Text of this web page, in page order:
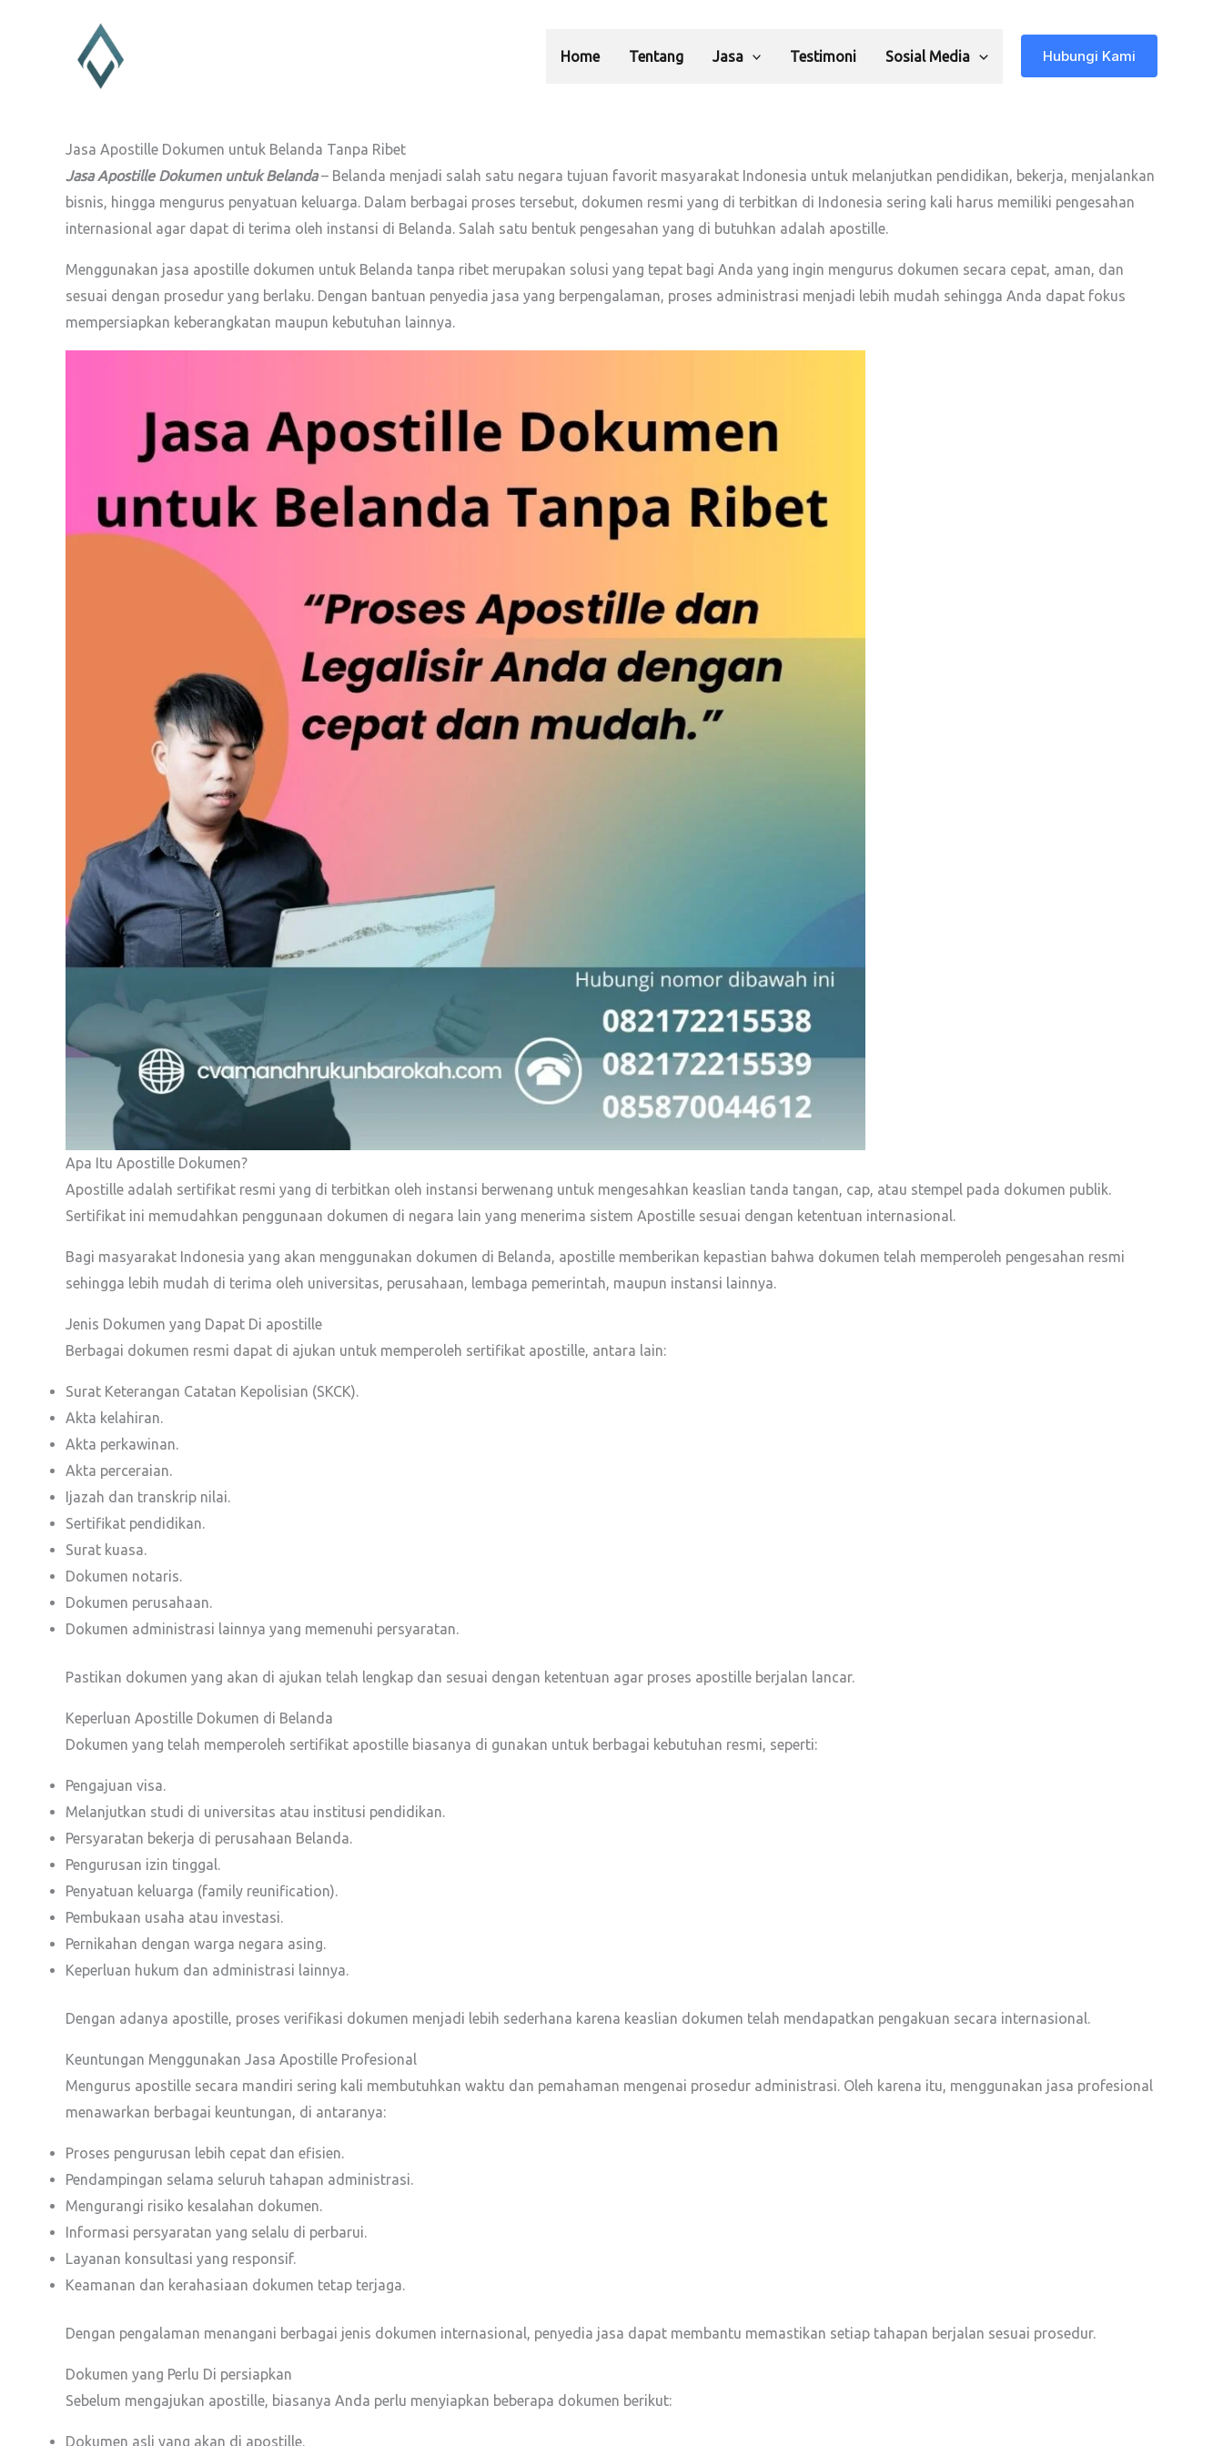
Home Tentang Jasa Testimoni Sosial Media Hubungi Kami
Jasa Apostille Dokumen untuk Belanda Tanpa Ribet
Jasa Apostille Dokumen untuk Belanda– Belanda menjadi salah satu negara tujuan favorit masyarakat Indonesia untuk melanjutkan pendidikan, bekerja, menjalankan
bisnis, hingga mengurus penyatuan keluarga. Dalam berbagai proses tersebut, dokumen resmi yang di terbitkan di Indonesia sering kali harus memiliki pengesahan
internasional agar dapat di terima oleh instansi di Belanda. Salah satu bentuk pengesahan yang di butuhkan adalah apostille.
Menggunakan jasa apostille dokumen untuk Belanda tanpa ribet merupakan solusi yang tepat bagi Anda yang ingin mengurus dokumen secara cepat, aman, dan
sesuai dengan prosedur yang berlaku. Dengan bantuan penyedia jasa yang berpengalaman, proses administrasi menjadi lebih mudah sehingga Anda dapat fokus
mempersiapkan keberangkatan maupun kebutuhan lainnya.
Apa Itu Apostille Dokumen?
Apostille adalah sertifikat resmi yang di terbitkan oleh instansi berwenang untuk mengesahkan keaslian tanda tangan, cap, atau stempel pada dokumen publik.
Sertifikat ini memudahkan penggunaan dokumen di negara lain yang menerima sistem Apostille sesuai dengan ketentuan internasional.
Bagi masyarakat Indonesia yang akan menggunakan dokumen di Belanda, apostille memberikan kepastian bahwa dokumen telah memperoleh pengesahan resmi
sehingga lebih mudah di terima oleh universitas, perusahaan, lembaga pemerintah, maupun instansi lainnya.
Jenis Dokumen yang Dapat Di apostille
Berbagai dokumen resmi dapat di ajukan untuk memperoleh sertifikat apostille, antara lain:
Surat Keterangan Catatan Kepolisian (SKCK).
Akta kelahiran.
Akta perkawinan.
Akta perceraian.
Ijazah dan transkrip nilai.
Sertifikat pendidikan.
Surat kuasa.
Dokumen notaris.
Dokumen perusahaan.
Dokumen administrasi lainnya yang memenuhi persyaratan.
Pastikan dokumen yang akan di ajukan telah lengkap dan sesuai dengan ketentuan agar proses apostille berjalan lancar.
Keperluan Apostille Dokumen di Belanda
Dokumen yang telah memperoleh sertifikat apostille biasanya di gunakan untuk berbagai kebutuhan resmi, seperti:
Pengajuan visa.
Melanjutkan studi di universitas atau institusi pendidikan.
Persyaratan bekerja di perusahaan Belanda.
Pengurusan izin tinggal.
Penyatuan keluarga (family reunification).
Pembukaan usaha atau investasi.
Pernikahan dengan warga negara asing.
Keperluan hukum dan administrasi lainnya.
Dengan adanya apostille, proses verifikasi dokumen menjadi lebih sederhana karena keaslian dokumen telah mendapatkan pengakuan secara internasional.
Keuntungan Menggunakan Jasa Apostille Profesional
Mengurus apostille secara mandiri sering kali membutuhkan waktu dan pemahaman mengenai prosedur administrasi. Oleh karena itu, menggunakan jasa profesional
menawarkan berbagai keuntungan, di antaranya:
Proses pengurusan lebih cepat dan efisien.
Pendampingan selama seluruh tahapan administrasi.
Mengurangi risiko kesalahan dokumen.
Informasi persyaratan yang selalu di perbarui.
Layanan konsultasi yang responsif.
Keamanan dan kerahasiaan dokumen tetap terjaga.
Dengan pengalaman menangani berbagai jenis dokumen internasional, penyedia jasa dapat membantu memastikan setiap tahapan berjalan sesuai prosedur.
Dokumen yang Perlu Di persiapkan
Sebelum mengajukan apostille, biasanya Anda perlu menyiapkan beberapa dokumen berikut:
Dokumen asli yang akan di apostille.